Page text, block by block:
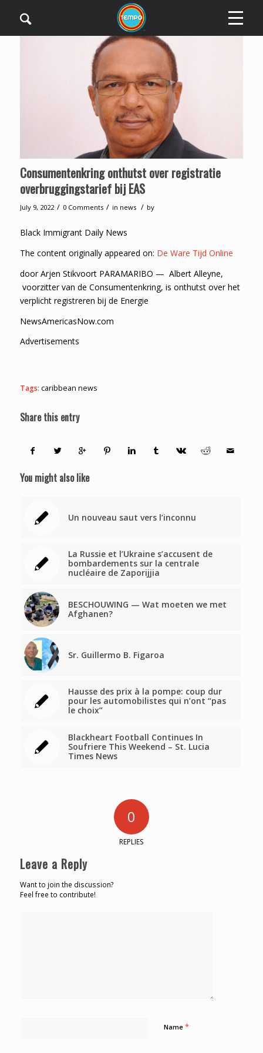
Consumentenkring onthutst over registratie
overbruggingstarief bij EAS
July 9, 2022 / 0 Comments / in news / by
Black Immigrant Daily News
The content originally appeared on: De Ware Tijd Online
door Arjen Stikvoort PARAMARIBO — Albert Alleyne,
voorzitter van de Consumentenkring, is onthutst over het
verplicht registreren bij de Energie
NewsAmericasNow.com
Advertisements
Tags: caribbean news
Share this entry
You might also like
Un nouveau saut vers l’inconnu
La Russie et l’Ukraine s’accusent de
bombardements sur la centrale
nucléaire de Zaporijjia
BESCHOUWING — Wat moeten we met
Afghanen?
Sr. Guillermo B. Figaroa
Hausse des prix à la pompe: coup dur
pour les automobilistes qui n’ont “pas
le choix”
Blackheart Football Continues In
Soufriere This Weekend – St. Lucia
Times News
0
REPLIES
Leave a Reply
Want to join the discussion?
Feel free to contribute!
Name *